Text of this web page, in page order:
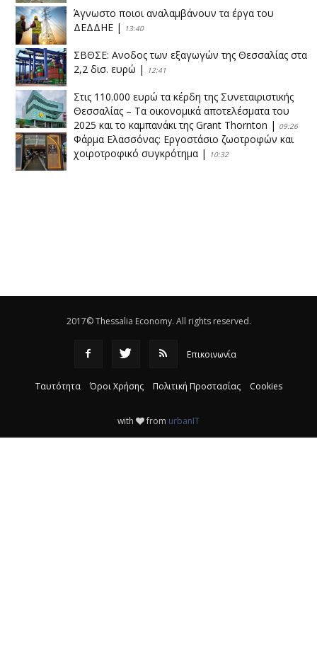
Άγνωστο ποιοι αναλαμβάνουν τα έργα του
ΔΕΔΔΗΕ | 13:40
ΣΒΘΣΕ: Aνοδος των εξαγωγών της Θεσσαλίας στα
2,2 δισ. ευρώ | 12:41
Στις 110.000 ευρώ τα κέρδη της Συνεταιριστικής
Θεσσαλίας – Τα οικονομικά αποτελέσματα του
2025 και το καμπανάκι της Grant Thornton | 09:26
Φάρμα Ελασσόνας: Εργοστάσιο ζωοτροφών και
χοιροτροφικό συγκρότημα | 10:32
2017© Thessalia Economy. All rights reserved.
Επικοινωνία
Ταυτότητα Όροι Χρήσης Πολιτική Προστασίας Cookies
with from urbanIT